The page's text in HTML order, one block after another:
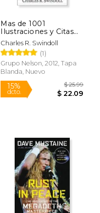
15%
dcto. $
Mas de 1001
Ilustraciones y Citas
de Swindoll: Maneras
Sobresalientes de
Martillar Eficazmente
su Mensaje =
Swindoll's Ultimate
Charles R. Swindoll
(1)
Grupo Nelson, 2012, Tapa
Blanda, Nuevo